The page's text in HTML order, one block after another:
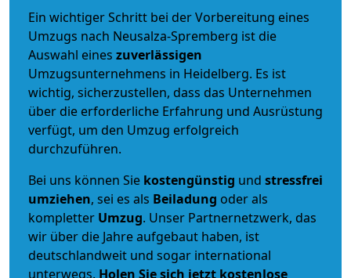
Ein wichtiger Schritt bei der Vorbereitung eines
Umzugs nach Neusalza-Spremberg ist die
Auswahl eines zuverlässigen
Umzugsunternehmens in Heidelberg. Es ist
wichtig, sicherzustellen, dass das Unternehmen
über die erforderliche Erfahrung und Ausrüstung
verfügt, um den Umzug erfolgreich
durchzuführen.
Bei uns können Sie kostengünstig und stressfrei
umziehen, sei es als Beiladung oder als
kompletter Umzug. Unser Partnernetzwerk, das
wir über die Jahre aufgebaut haben, ist
deutschlandweit und sogar international
unterwegs. Holen Sie sich jetzt kostenlose